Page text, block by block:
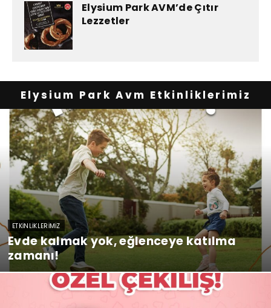
Elysium Park AVM’de Çıtır
Lezzetler
Elysium Park Avm Etkinliklerimiz
ETKINLIKLERIMIZ
Evde kalmak yok, eğlenceye katılma
zamanı!